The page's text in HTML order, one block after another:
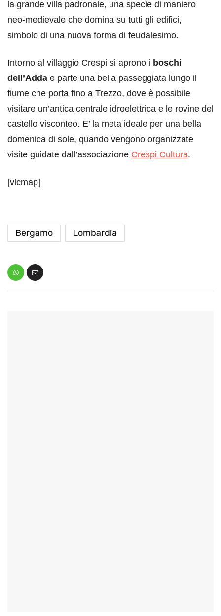
la grande villa padronale, una specie di maniero
neo-medievale che domina su tutti gli edifici,
simbolo di una nuova forma di feudalesimo.
Intorno al villaggio Crespi si aprono i boschi
dell’Adda e parte una bella passeggiata lungo il
fiume che porta fino a Trezzo, dove è possibile
visitare un’antica centrale idroelettrica e le rovine del
castello visconteo. E’ la meta ideale per una bella
domenica di sole, quando vengono organizzate
visite guidate dall’associazione Crespi Cultura.
[vlcmap]
Bergamo Lombardia